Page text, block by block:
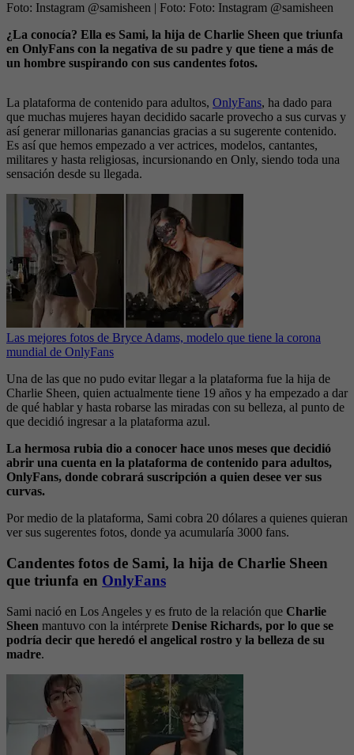
Foto: Instagram @samisheen | Foto: Foto: Instagram @samisheen
¿La conocía? Ella es Sami, la hija de Charlie Sheen que triunfa
en OnlyFans con la negativa de su padre y que tiene a más de
un hombre suspirando con sus candentes fotos.
La plataforma de contenido para adultos, OnlyFans, ha dado para
que muchas mujeres hayan decidido sacarle provecho a sus curvas y
así generar millonarias ganancias gracias a su sugerente contenido.
Es así que hemos empezado a ver actrices, modelos, cantantes,
militares y hasta religiosas, incursionando en Only, siendo toda una
sensación desde su llegada.
Las mejores fotos de Bryce Adams, modelo que tiene la corona
mundial de OnlyFans
Una de las que no pudo evitar llegar a la plataforma fue la hija de
Charlie Sheen, quien actualmente tiene 19 años y ha empezado a dar
de qué hablar y hasta robarse las miradas con su belleza, al punto de
que decidió ingresar a la plataforma azul.
La hermosa rubia dio a conocer hace unos meses que decidió
abrir una cuenta en la plataforma de contenido para adultos,
OnlyFans, donde cobrará suscripción a quien desee ver sus
curvas.
Por medio de la plataforma, Sami cobra 20 dólares a quienes quieran
ver sus sugerentes fotos, donde ya acumularía 3000 fans.
Candentes fotos de Sami, la hija de Charlie Sheen
que triunfa en OnlyFans
Sami nació en Los Angeles y es fruto de la relación que Charlie
Sheen mantuvo con la intérprete Denise Richards, por lo que se
podría decir que heredó el angelical rostro y la belleza de su
madre.